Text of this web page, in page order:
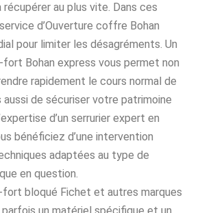
au plus vite. Dans ces
d’Ouverture coffre Bohan
pour limiter les désagréments. Un
Bohan express vous permet non
rapidement le cours normal de
de sécuriser votre patrimoine
d’un serrurier expert en
bénéficiez d’une intervention
adaptées au type de
en question.
fort bloqué Fichet et autres marques